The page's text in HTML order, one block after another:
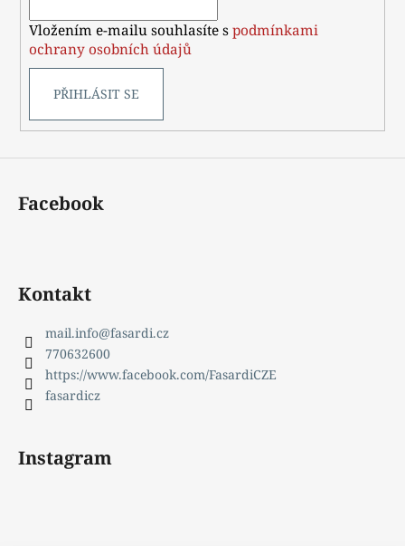
Vložením e-mailu souhlasíte spodmínkami
ochrany osobních údajů
PŘIHLÁSIT SE
Facebook
Kontakt
mail.info@fasardi.cz
770632600
https://www.facebook.com/FasardiCZE
fasardicz
Instagram